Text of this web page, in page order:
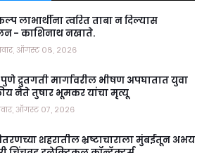
लाभार्थींना त्वरित ताबा न दिल्यास
- काशिनाथ नखाते.
ऑगस्ट ०८, २०२६
द्रुतगती मार्गावरील भीषण अपघातात युवा
नेते तुषार भूमकर यांचा मृत्यू
ऑगस्ट ०७, २०२६
शहरातील भ्रष्टाचाराला मुंबईतून अभय